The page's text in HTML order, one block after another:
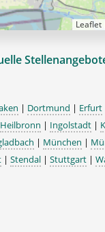
| Dortmund | Erfurt
Heilbronn | Ingolstadt |
| München |
| Stendal | Stuttgart |